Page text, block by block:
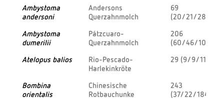
Ambystoma
andersoni
Andersons
Querzahnmolch
69
(20/21/28)
Ambystoma
dumerilii
Pátzcuaro-
Querzahnmolch
206
(60/46/100)
Atelopus balios
Rio-Pescado-
Harlekinkröte
29 (9/9/11)
Bombina
orientalis
Chinesische
Rotbauchunke
243
(37/22/184)